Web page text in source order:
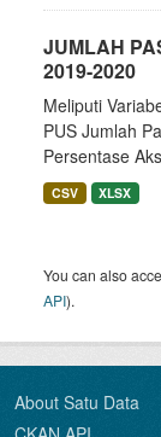
JUMLAH
2019-2020
Meliputi
PUS Jumlah
Persentase
CSV XLSX
You can also
API).
About Satu Data